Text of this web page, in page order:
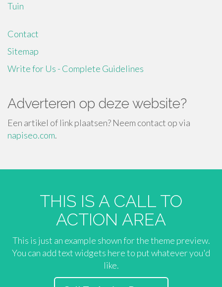
Tuin
Contact
Sitemap
Write for Us - Complete Guidelines
Adverteren op deze website?
Een artikel of link plaatsen? Neem contact op via
napiseo.com.
THIS IS A CALL TO
ACTION AREA
This is just an example shown for the theme preview.
You can add text widgets here to put whatever you'd
like.